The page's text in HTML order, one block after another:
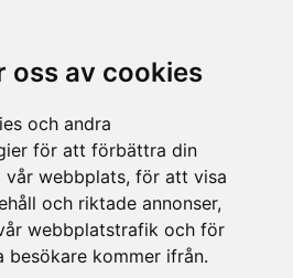
oss av cookies
och andra
för att förbättra din
vår webbplats, för att visa
och riktade annonser,
webbplatstrafik och för
kommer ifrån.